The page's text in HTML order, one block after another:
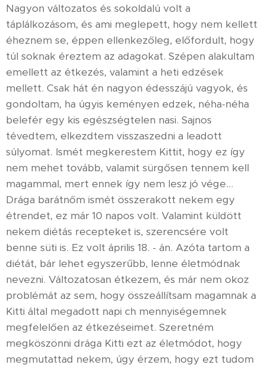
Nagyon változatos és sokoldalú volt a
táplálkozásom, és ami meglepett, hogy nem kellett
éheznem se, éppen ellenkezőleg, előfordult, hogy
túl soknak éreztem az adagokat. Szépen alakultam
emellett az étkezés, valamint a heti edzések
mellett. Csak hát én nagyon édesszájú vagyok, és
gondoltam, ha úgyis keményen edzek, néha-néha
belefér egy kis egészségtelen nasi. Sajnos
tévedtem, elkezdtem visszaszedni a leadott
súlyomat. Ismét megkerestem Kittit, hogy ez így
nem mehet tovább, valamit sürgősen tennem kell
magammal, mert ennek így nem lesz jó vége…
Drága barátnőm ismét összerakott nekem egy
étrendet, ez már 10 napos volt. Valamint küldött
nekem diétás recepteket is, szerencsére volt
benne süti is. Ez volt április 18. - án. Azóta tartom a
diétát, bár lehet egyszerűbb, lenne életmódnak
nevezni. Változatosan étkezem, és már nem okoz
problémát az sem, hogy összeállítsam magamnak a
Kitti által megadott napi ch mennyiségemnek
megfelelően az étkezéseimet. Szeretném
megköszönni drága Kitti ezt az életmódot, hogy
megmutattad nekem, úgy érzem, hogy ezt tudom